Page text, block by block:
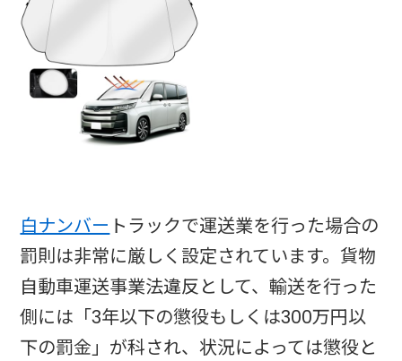
白ナンバー トラックで運送業を行った場合の
罰則は非常に厳しく設定されています。貨物
自動車運送事業法違反として、輸送を行った
側には「3年以下の懲役もしくは300万円以
下の罰金」が科され、状況によっては懲役と